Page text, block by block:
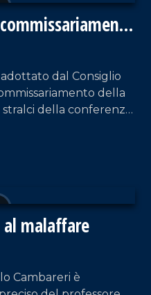
dal Consiglio
della
della conferenza
Intervento da
al malaffare
Cambareri è